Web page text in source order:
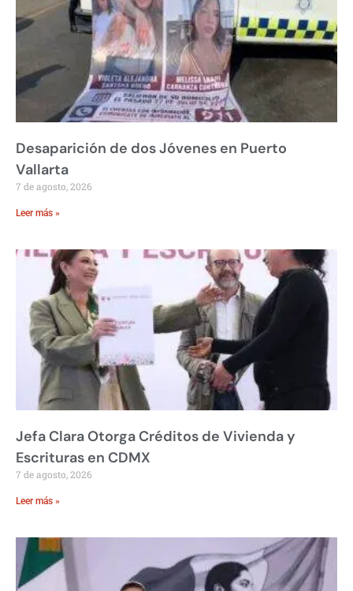
Desaparición de dos Jóvenes en Puerto
Vallarta
7 de agosto, 2026
Leer más »
Jefa Clara Otorga Créditos de Vivienda y
Escrituras en CDMX
7 de agosto, 2026
Leer más »